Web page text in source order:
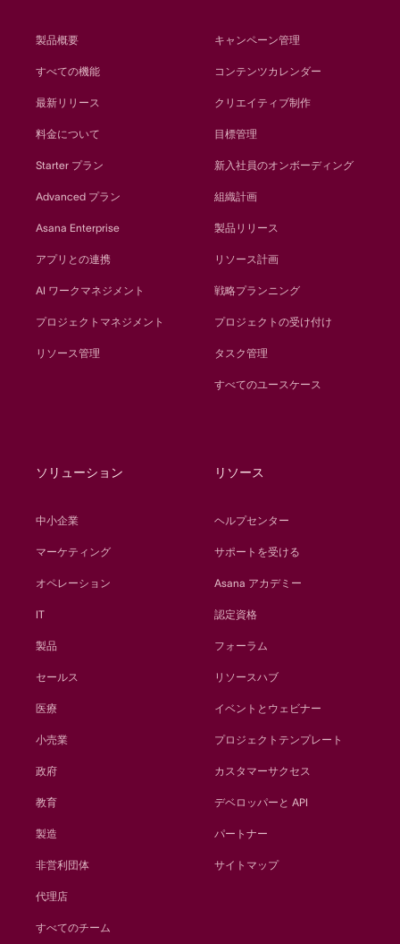
製品概要
すべての機能
最新リリース
料金について
Starter プラン
Advanced プラン
Asana Enterprise
アプリとの連携
AI ワークマネジメント
プロジェクトマネジメント
リソース管理
キャンペーン管理
コンテンツカレンダー
クリエイティブ制作
目標管理
新入社員のオンボーディング
組織計画
製品リリース
リソース計画
戦略プランニング
プロジェクトの受け付け
タスク管理
すべてのユースケース
ソリューション
中小企業
マーケティング
オペレーション
IT
製品
セールス
医療
小売業
政府
教育
製造
非営利団体
代理店
すべてのチーム
リソース
ヘルプセンター
サポートを受ける
Asana アカデミー
認定資格
フォーラム
リソースハブ
イベントとウェビナー
プロジェクトテンプレート
カスタマーサクセス
デベロッパーと API
パートナー
サイトマップ